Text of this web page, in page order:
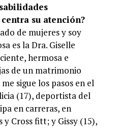
su atención?
de mujeres y soy
es la Dra. Giselle
hermosa e
de un matrimonio
sigue los pasos en el
(17), deportista del
en carreras, en
y Cross fitt; y Gissy (15),